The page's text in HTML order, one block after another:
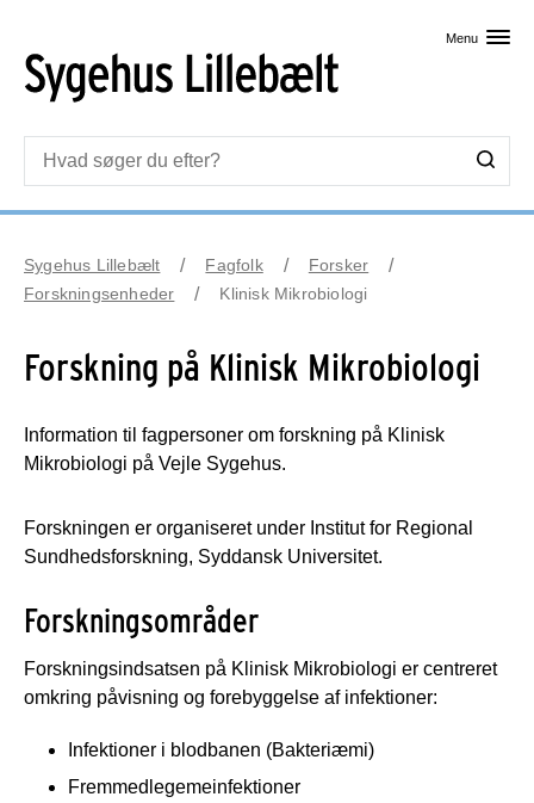
Menu
Sygehus Lillebælt Fagfolk
Forsker
Forskningsenheder
Klinisk Mikrobiologi
Forskning på Klinisk Mikrobiologi
Information til fagpersoner om forskning på Klinisk
Mikrobiologi på Vejle Sygehus.
Forskningen er organiseret under Institut for Regional
Sundhedsforskning, Syddansk Universitet.
Forskningsområder
Forskningsindsatsen på Klinisk Mikrobiologi er centreret
omkring påvisning og forebyggelse af infektioner:
Infektioner i blodbanen (Bakteriæmi)
Fremmedlegemeinfektioner